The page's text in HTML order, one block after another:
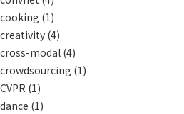
cooking (1)
creativity (4)
cross-modal (4)
crowdsourcing (1)
CVPR (1)
dance (1)